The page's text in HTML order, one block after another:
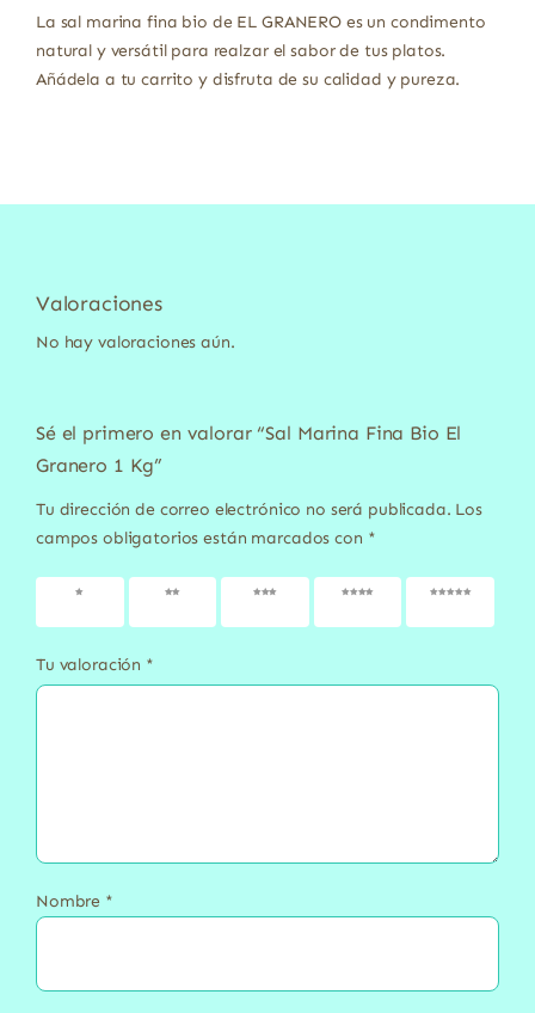
La sal marina fina bio de EL GRANERO es un condimento
natural y versátil para realzar el sabor de tus platos.
Añádela a tu carrito y disfruta de su calidad y pureza.
Valoraciones
No hay valoraciones aún.
Sé el primero en valorar “Sal Marina Fina Bio El
Granero 1 Kg”
Tu dirección de correo electrónico no será publicada. Los
campos obligatorios están marcados con *
1 de 5
2 de 5
3 de 5
4 de 5
5 de 5
Tu valoración *
Nombre *